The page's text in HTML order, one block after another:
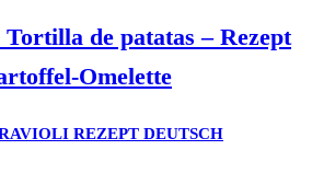
Tortilla de patatas – Rezept
Omelette